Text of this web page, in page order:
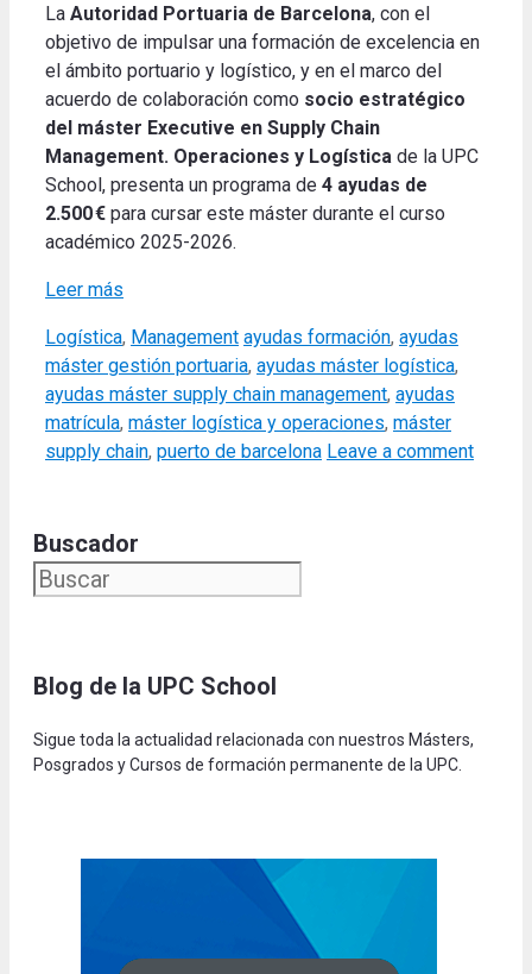
La Autoridad Portuaria de Barcelona, con el
objetivo de impulsar una formación de excelencia en
el ámbito portuario y logístico, y en el marco del
acuerdo de colaboración como socio estratégico
del máster Executive en Supply Chain
Management. Operaciones y Logística de la UPC
School, presenta un programa de 4 ayudas de
2.500 € para cursar este máster durante el curso
académico 2025-2026.
Leer más
Categories
Logística, Management Tags
ayudas formación, ayudas
máster gestión portuaria, ayudas máster logística,
ayudas máster supply chain management, ayudas
matrícula, máster logística y operaciones, máster
supply chain, puerto de barcelona Leave a comment
Buscador
Blog de la UPC School
Sigue toda la actualidad relacionada con nuestros Másters,
Posgrados y Cursos de formación permanente de la UPC.